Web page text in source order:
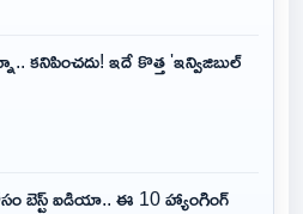
కనిపించదు! ఇదే కొత్త 'ఇన్విజిబుల్
బెస్ట్ ఐడియా.. ఈ 10 హ్యాంగింగ్